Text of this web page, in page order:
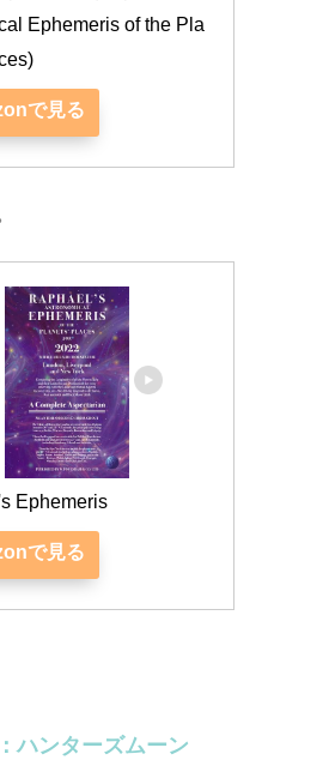
Ephemeris of the Pla
で見る
Ephemeris
で見る
ハンターズムーン